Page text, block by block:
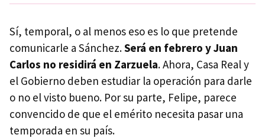
Sí, temporal, o al menos eso es lo que pretende
comunicarle a Sánchez.Será en febrero y Juan
Carlos no residirá en Zarzuela. Ahora, Casa Real y
el Gobierno deben estudiar la operación para darle
o no el visto bueno. Por su parte, Felipe, parece
convencido de que el emérito necesita pasar una
temporada en su país.